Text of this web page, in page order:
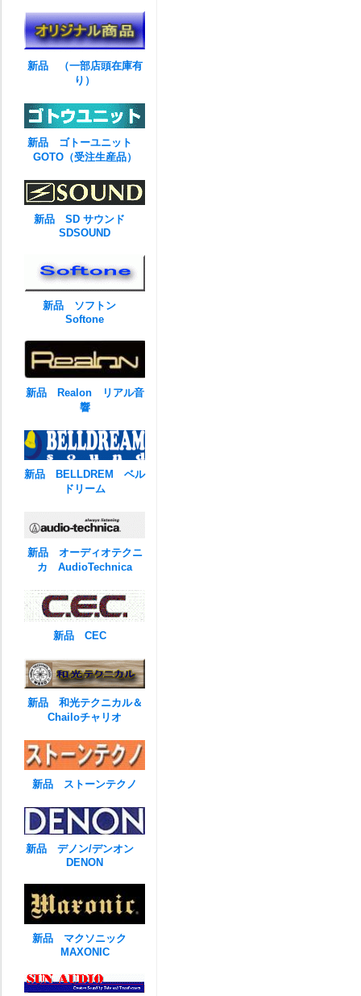
新品 （一部店頭在庫有
り）
新品 ゴトーユニット
GOTO（受注生産品）
新品 SD サウンド
SDSOUND
新品 ソフトン
Softone
新品 Realon リアル音
響
新品 BELLDREM ベル
ドリーム
新品 オーディオテクニ
カ AudioTechnica
新品 CEC
新品 和光テクニカル＆
Chailoチャリオ
新品 ストーンテクノ
新品 デノン/デンオン
DENON
新品 マクソニック
MAXONIC